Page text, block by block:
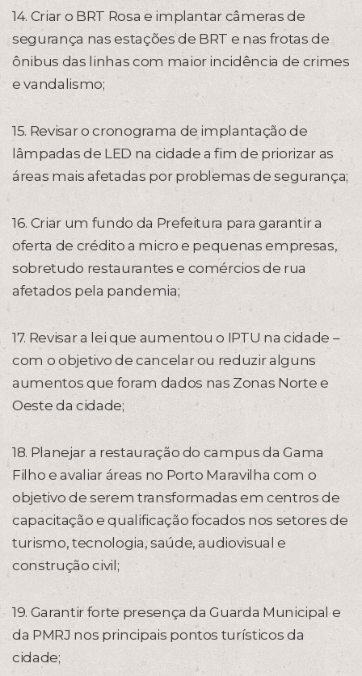
14. Criar o BRT Rosa e implantar câmeras de
segurança nas estações de BRT e nas frotas de
ônibus das linhas com maior incidência de crimes
e vandalismo;
15. Revisar o cronograma de implantação de
lâmpadas de LED na cidade a fim de priorizar as
áreas mais afetadas por problemas de segurança;
16. Criar um fundo da Prefeitura para garantir a
oferta de crédito a micro e pequenas empresas,
sobretudo restaurantes e comércios de rua
afetados pela pandemia;
17. Revisar a lei que aumentou o IPTU na cidade –
com o objetivo de cancelar ou reduzir alguns
aumentos que foram dados nas Zonas Norte e
Oeste da cidade;
18. Planejar a restauração do campus da Gama
Filho e avaliar áreas no Porto Maravilha com o
objetivo de serem transformadas em centros de
capacitação e qualificação focados nos setores de
turismo, tecnologia, saúde, audiovisual e
construção civil;
19. Garantir forte presença da Guarda Municipal e
da PMRJ nos principais pontos turísticos da
cidade;